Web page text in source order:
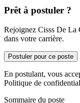
Prêt à postuler ?
Rejoignez Cisss De La
dans votre carrière.
Postuler pour ce poste
En postulant, vous
Politique de
Sommaire du poste